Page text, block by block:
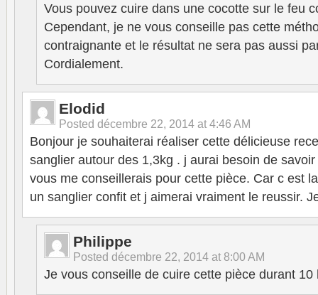
Vous pouvez cuire dans une cocotte sur le feu
Cependant, je ne vous conseille pas cette
contraignante et le résultat ne sera pas aussi
Cordialement.
Elodid
Posted décembre 22, 2014 at 4:46 AM
Bonjour je souhaiterai réaliser cette délicieuse
sanglier autour des 1,3kg . j aurai besoin de
vous me conseillerais pour cette pièce. Car c est
un sanglier confit et j aimerai vraiment le reussir.
Philippe
Posted décembre 22, 2014 at 8:00 AM
Je vous conseille de cuire cette pièce durant